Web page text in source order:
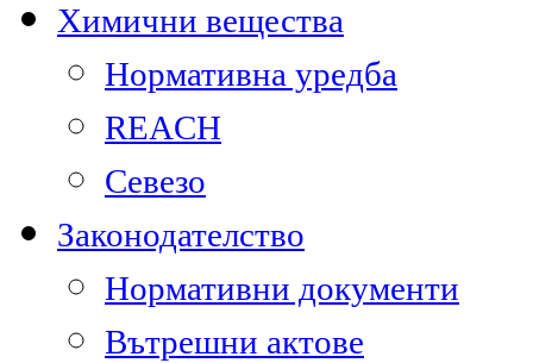
Химични вещества
Нормативна уредба
REACH
Севезо
Законодателство
Нормативни документи
Вътрешни актове